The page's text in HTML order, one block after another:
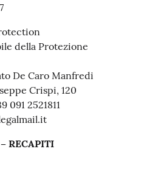
della Protezione
De Caro Manfredi
Crispi, 120
091 2521811
RECAPITI